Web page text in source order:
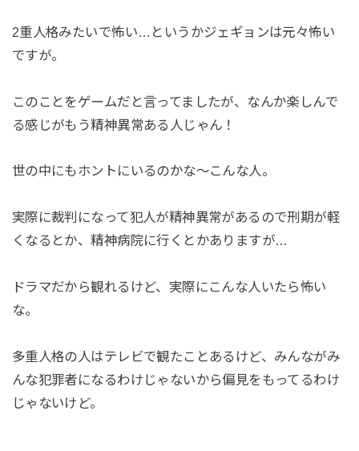
2重人格みたいで怖い…というかジェギョンは元々怖い
ですが。
このことをゲームだと言ってましたが、なんか楽しんで
る感じがもう精神異常ある人じゃん！
世の中にもホントにいるのかな～こんな人。
実際に裁判になって犯人が精神異常があるので刑期が軽
くなるとか、精神病院に行くとかありますが…
ドラマだから観れるけど、実際にこんな人いたら怖い
な。
多重人格の人はテレビで観たことあるけど、みんながみ
んな犯罪者になるわけじゃないから偏見をもってるわけ
じゃないけど。